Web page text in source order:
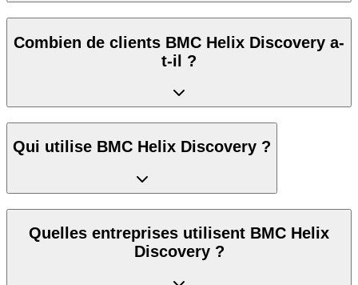
Combien de clients BMC Helix Discovery a-
t-il ?
Qui utilise BMC Helix Discovery ?
Quelles entreprises utilisent BMC Helix
Discovery ?